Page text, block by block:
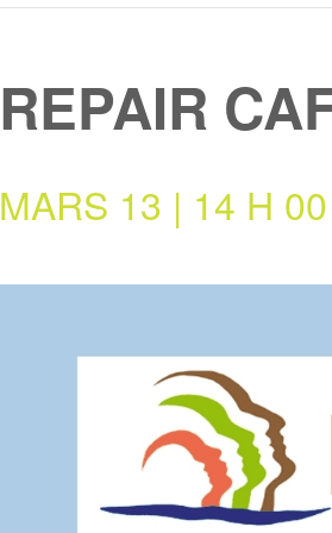
REPAIR
MARS 13 | 14 H